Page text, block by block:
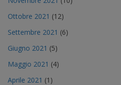
Ottobre 2021 (12)
Settembre 2021 (6)
Giugno 2021 (5)
Maggio 2021 (4)
Aprile 2021 (1)